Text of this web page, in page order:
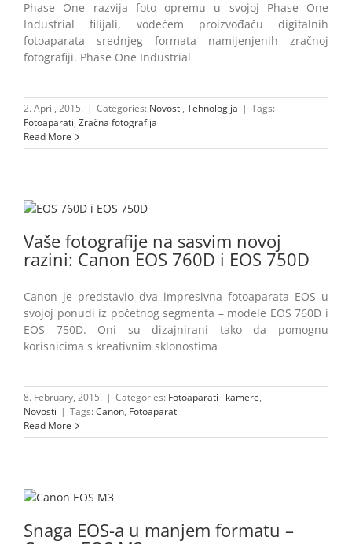
Phase One razvija foto opremu u svojoj Phase One
Industrial filijali, vodećem proizvođaču digitalnih
fotoaparata srednjeg formata namijenjenih zračnoj
fotografiji. Phase One Industrial
2. April, 2015. | Categories: Novosti, Tehnologija | Tags:
Fotoaparati, Zračna fotografija
Read More
Vaše fotografije na sasvim novoj
razini: Canon EOS 760D i EOS 750D
Canon je predstavio dva impresivna fotoaparata EOS u
svojoj ponudi iz početnog segmenta – modele EOS 760D i
EOS 750D. Oni su dizajnirani tako da pomognu
korisnicima s kreativnim sklonostima
8. February, 2015. | Categories: Fotoaparati i kamere,
Novosti | Tags: Canon, Fotoaparati
Read More
Snaga EOS-a u manjem formatu –